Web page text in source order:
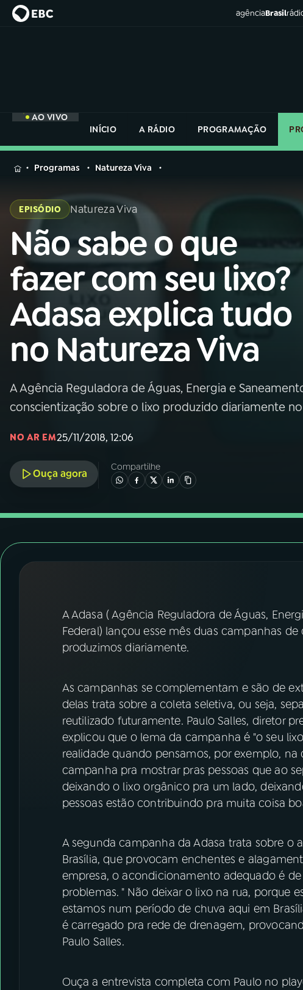
agênciaBrasil
AO VIVO
INÍCIO
A RÁDIO PROGRAMAÇÃO
MENU
Buscar
na
Rádio
Nacional
01 INÍCIO
02A RÁDIO
03PROGRAMAÇÃO
05 PODCASTS
ACOMPANHE A RÁDIO NACIONAL
YouTube Facebook
Instagram X
na
Rádio
Nacional
Programas Natureza Viva
EPISÓDIO Natureza Viva
Não sabe o que
fazer com seu lixo?
Adasa explica tudo
no Natureza Viva
A Agência Reguladora de Águas, Energia e
conscientização sobre o lixo produzido diariamente
NO AR EM25/11/2018, 12:06
Ouça agora
Compartilhe
A Adasa ( Agência Reguladora de Águas,
Federal) lançou esse mês duas campanhas
produzimos diariamente.
As campanhas se complementam e são de
delas trata sobre a coleta seletiva, ou seja,
reutilizado futuramente. Paulo Salles, diretor
explicou que o lema da campanha é "o seu
realidade quando pensamos, por exemplo,
campanha pra mostrar pras pessoas que ao
deixando o lixo orgânico pra um lado,
pessoas estão contribuindo pra muita coisa
A segunda campanha da Adasa trata sobre o
Brasília, que provocam enchentes e
empresa, o acondicionamento adequado é
problemas. " Não deixar o lixo na rua, porque
estamos num período de chuva aqui em
é carregado pra rede de drenagem,
Paulo Salles.
Ouça a entrevista completa com Paulo no